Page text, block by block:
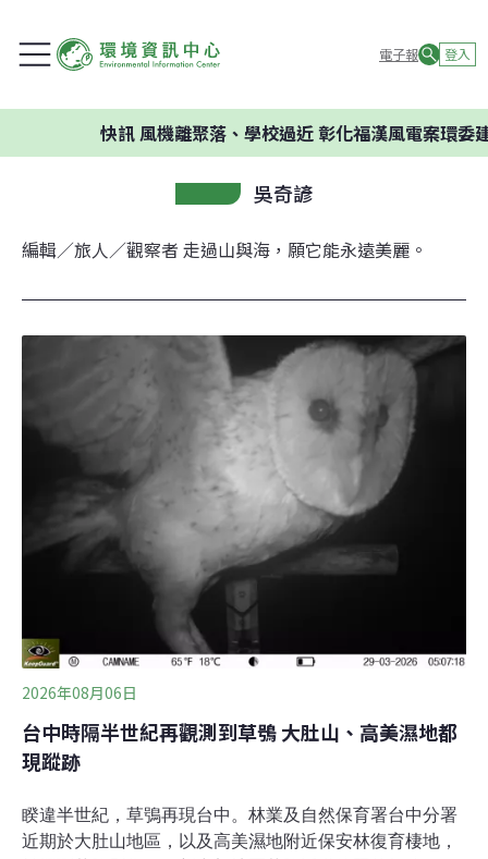
電子報 登入
風機離聚落、學校過近 彰化福漢風電案環委建議不應
吳奇諺
編輯／旅人／觀察者 走過山與海，願它能永遠美麗。
2026年08月06日
台中時隔半世紀再觀測到草鴞 大肚山、高美濕地都
現蹤跡
睽違半世紀，草鴞再現台中。林業及自然保育署台中分署
近期於大肚山地區，以及高美濕地附近保安林復育棲地，